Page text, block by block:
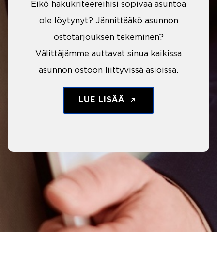
Eikö hakukriteereihisi sopivaa asuntoa
ole löytynyt? Jännittääkö asunnon
ostotarjouksen tekeminen?
Välittäjämme auttavat sinua kaikissa
asunnon ostoon liittyvissä asioissa.
LUE LISÄÄ